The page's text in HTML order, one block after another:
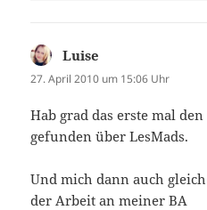
Luise
27. April 2010 um 15:06 Uhr
Hab grad das erste mal
gefunden über LesMads.
Und mich dann auch
der Arbeit an meiner BA